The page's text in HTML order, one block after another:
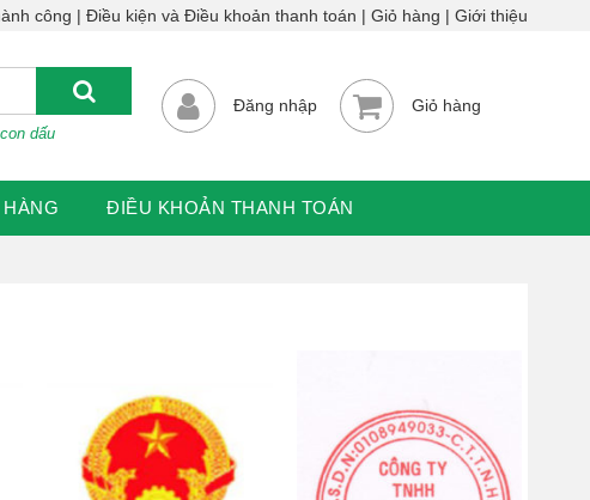
công Điều kiện và Điều khoản thanh toán Giỏ hàng Giới thiệu
dấu
Đăng nhập Giỏ hàng
ĐIỀU KHOẢN THANH TOÁN